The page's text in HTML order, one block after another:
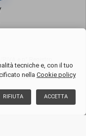
Milano 1851394
uninominale
tecniche e, con il tuo
nella Cookie policy
ACCETTA
RIFIUTA